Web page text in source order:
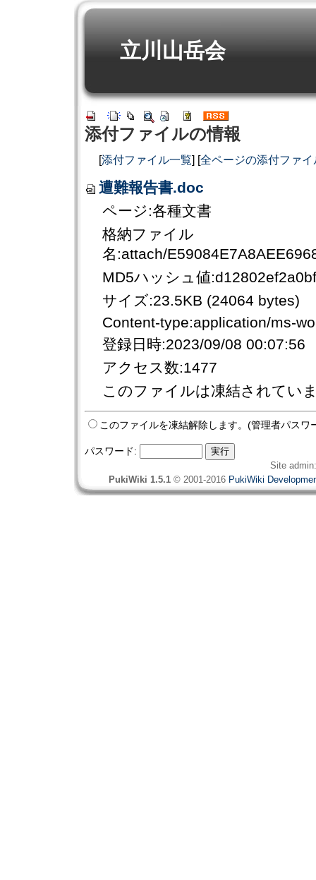
立川山岳会
添付ファイルの情報
[添付ファイル一覧] [全ページの添付ファイ
遭難報告書.doc
ページ:各種文書
格納ファイル
名:attach/
MD5ハッシュ値
サイズ:23.5KB (24064 bytes)
Content-type:application/ms-
登録日時:2023/09/08 00:07:56
アクセス数:1477
このファイルは凍結されてい
このファイルを凍結解除します。(管理者パスワ
パスワード:
Site
PukiWiki 1.5.1 © 2001-2016 PukiWiki